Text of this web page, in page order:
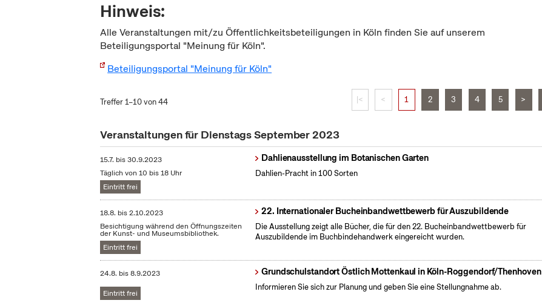
Hinweis:
Alle Veranstaltungen mit/zu Öffentlichkeitsbeteiligungen in Köln finden Sie auf unserem
Beteiligungsportal "Meinung für Köln".
Beteiligungsportal "Meinung für Köln"
Treffer 1–10 von 44 |< < 1 2 3 4 5 >
Veranstaltungen für Dienstags September 2023
15.7. bis30.9.2023
Täglich von 10 bis 18 Uhr
Eintritt frei
Dahlienausstellung im Botanischen Garten
Dahlien-Pracht in 100 Sorten
18.8. bis2.10.2023
Besichtigung während den Öffnungszeiten
der Kunst- und Museumsbibliothek.
Eintritt frei
22. Internationaler Bucheinbandwettbewerb für Auszubildende
Die Ausstellung zeigt alle Bücher, die für den 22. Bucheinbandwettbewerb für
Auszubildende im Buchbindehandwerk eingereicht wurden.
24.8. bis8.9.2023
Eintritt frei
Grundschulstandort Östlich Mottenkaul in Köln-Roggendorf/Thenhoven
Informieren Sie sich zur Planung und geben Sie eine Stellungnahme ab.